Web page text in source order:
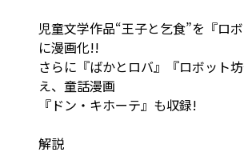
児童文学作品“王子と乞食”を『ロ
に漫画化!!
さらに『ばかとロバ』『ロボット
え、童話漫画
『ドン・キホーテ』も収録!
解説